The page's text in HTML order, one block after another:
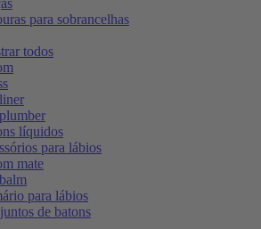
para sobrancelhas
todos
líquidos
para lábios
mate
para lábios
de batons